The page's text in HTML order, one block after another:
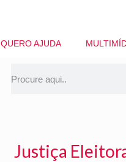
QUERO AJUDA
Justiça